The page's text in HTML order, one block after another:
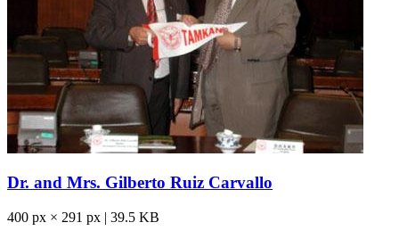
Dr. and Mrs. Gilberto Ruiz Carvallo
400 px × 291 px | 39.5 KB